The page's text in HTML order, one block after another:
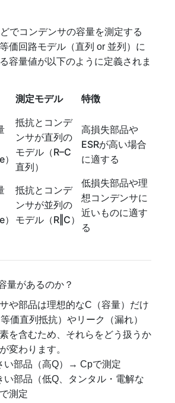
でコンデンサの容量を測定する
価回路モデル（直列 or 並列）に
容量値が以下のように定義されま
測定モデル 特徴
抵抗とコンデ
ンサが直列の
モデル（R–C
直列）
高損失部品や
ESRが高い場合
に適する
抵抗とコンデ
ンサが並列の
モデル（R‖C）
低損失部品や理
想コンデンサに
近いものに適す
る
量があるのか？
や部品は理想的なC（容量）だけ
価直列抵抗）やリーク（漏れ）
を含むため、それらをどう扱うか
変わります。
い部品（高Q）→ Cpで測定
い部品（低Q、タンタル・電解な
測定